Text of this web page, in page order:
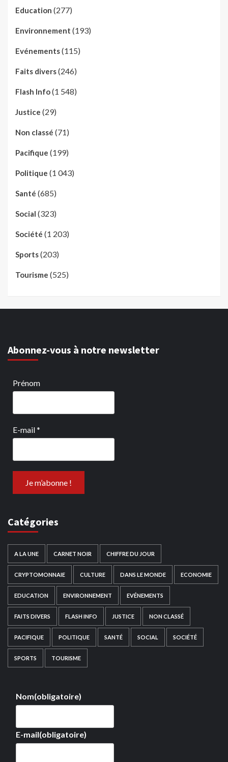
Education (277)
Environnement (193)
Evénements(115)
Faits divers(246)
Flash Info(1 548)
Justice (29)
Non classé (71)
Pacifique (199)
Politique (1 043)
Santé (685)
Social (323)
Société (1 203)
Sports(203)
Tourisme (525)
Abonnez-vous à notre newsletter
Prénom
E-mail*
Catégories
A LA UNE CARNET NOIR CHIFFRE DU JOUR
CRYPTOMONNAIE CULTURE DANS LE MONDE ECONOMIE
EDUCATION ENVIRONNEMENT EVÉNEMENTS
FAITS DIVERS FLASH INFO JUSTICE NON CLASSÉ
PACIFIQUE POLITIQUE SANTÉ SOCIAL SOCIÉTÉ
SPORTS TOURISME
Nom(obligatoire)
E-mail(obligatoire)